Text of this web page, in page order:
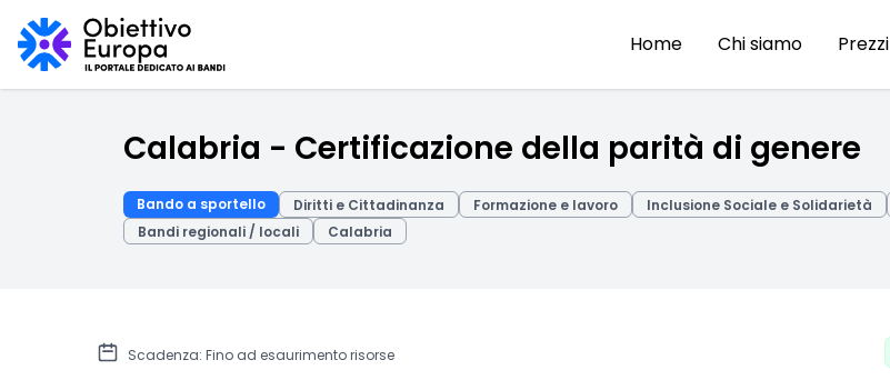
Home Chi siamo Prezzi
Calabria - Certificazione della parità di genere
Bando a sportello Diritti e Cittadinanza Formazione e lavoro Inclusione Sociale e Solidarietà
Bandi regionali / locali
Calabria
Scadenza: Fino ad esaurimento risorse